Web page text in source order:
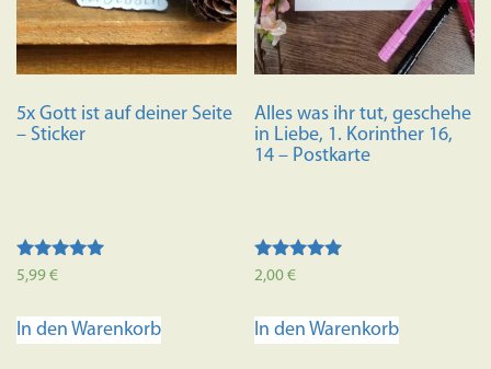
5x Gott ist auf deiner Seite
– Sticker
Bewertet mit
5,99€
In den Warenkorb
Alles was ihr tut, geschehe
in Liebe, 1. Korinther 16,
14 – Postkarte
Bewertet mit
2,00€
In den Warenkorb